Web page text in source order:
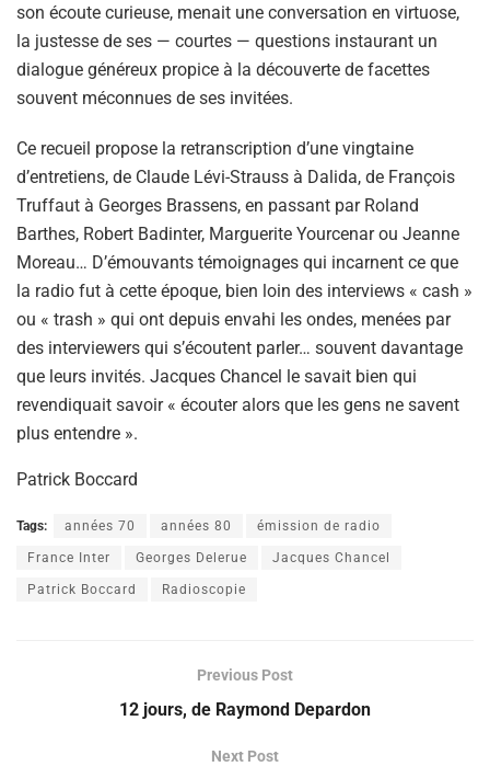
son écoute curieuse, menait une conversation en virtuose,
la justesse de ses — courtes — questions instaurant un
dialogue généreux propice à la découverte de facettes
souvent méconnues de ses invitées.
Ce recueil propose la retranscription d’une vingtaine
d’entretiens, de Claude Lévi-Strauss à Dalida, de François
Truffaut à Georges Brassens, en passant par Roland
Barthes, Robert Badinter, Marguerite Yourcenar ou Jeanne
Moreau… D’émouvants témoignages qui incarnent ce que
la radio fut à cette époque, bien loin des interviews « cash »
ou « trash » qui ont depuis envahi les ondes, menées par
des interviewers qui s’écoutent parler… souvent davantage
que leurs invités. Jacques Chancel le savait bien qui
revendiquait savoir « écouter alors que les gens ne savent
plus entendre ».
Patrick Boccard
Tags: années 70 années 80 émission de radio
France Inter Georges Delerue Jacques Chancel
Patrick Boccard Radioscopie
Previous Post
12 jours, de Raymond Depardon
Next Post